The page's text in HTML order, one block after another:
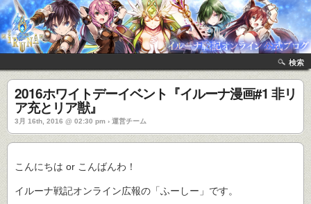
検索
2016ホワイトデーイベント『イルーナ漫画#1 非リ
ア充とリア獣』
3月 16th, 2016 @ 02:30 pm › 運営チーム
こんにちは or こんばんわ！
イルーナ戦記オンライン広報の「ふーしー」です。